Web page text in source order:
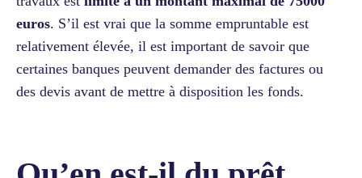
euros. S’il est vrai que la somme empruntable est
relativement élevée, il est important de savoir que
certaines banques peuvent demander des factures ou
des devis avant de mettre à disposition les fonds.